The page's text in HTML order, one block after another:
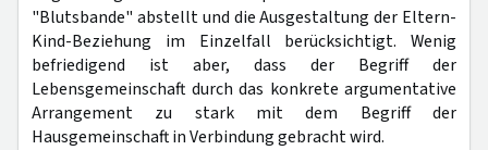
"Blutsbande" abstellt und die Ausgestaltung der Eltern-
Kind-Beziehung im Einzelfall berücksichtigt. Wenig
befriedigend ist aber, dass der Begriff der
Lebensgemeinschaft durch das konkrete argumentative
Arrangement zu stark mit dem Begriff der
Hausgemeinschaft in Verbindung gebracht wird.